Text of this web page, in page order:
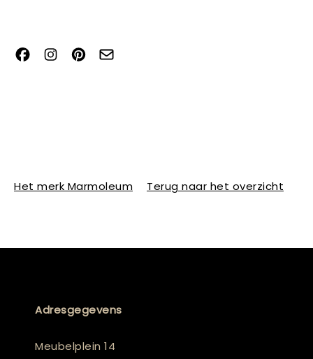
Het merk Marmoleum Terug naar het overzicht
Adresgegevens
Meubelplein 14